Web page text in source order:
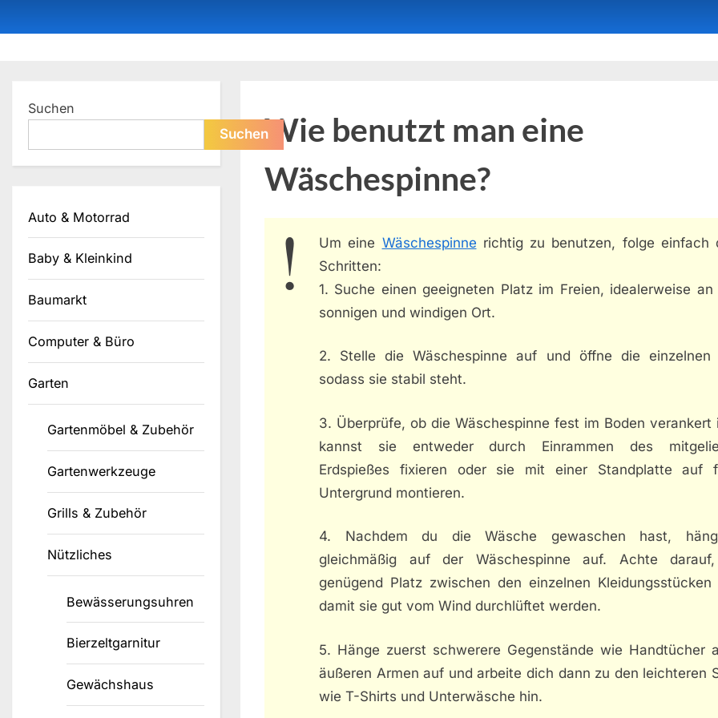
to
Wie benutzt man eine
Wäschespinne?
Um eine Wäschespinne richtig zu benutzen, folge einfach
Schritten:
1. Suche einen geeigneten Platz im Freien, idealerweise an
sonnigen und windigen Ort.
2. Stelle die Wäschespinne auf und öffne die einzelnen
sodass sie stabil steht.
3. Überprüfe, ob die Wäschespinne fest im Boden verankert
kannst sie entweder durch Einrammen des
Erdspießes fixieren oder sie mit einer Standplatte auf
Untergrund montieren.
4. Nachdem du die Wäsche gewaschen hast,
gleichmäßig auf der Wäschespinne auf. Achte
genügend Platz zwischen den einzelnen Kleidungsstücken
damit sie gut vom Wind durchlüftet werden.
5. Hänge zuerst schwerere Gegenstände wie Handtücher
äußeren Armen auf und arbeite dich dann zu den leichteren
wie T-Shirts und Unterwäsche hin.
Suchen
Suchen
Auto & Motorrad
Baby & Kleinkind
Baumarkt
Computer & Büro
Garten
Gartenmöbel & Zubehör
Gartenwerkzeuge
Grills & Zubehör
Nützliches
Bewässerungsuhren
Bierzeltgarnitur
Gewächshaus